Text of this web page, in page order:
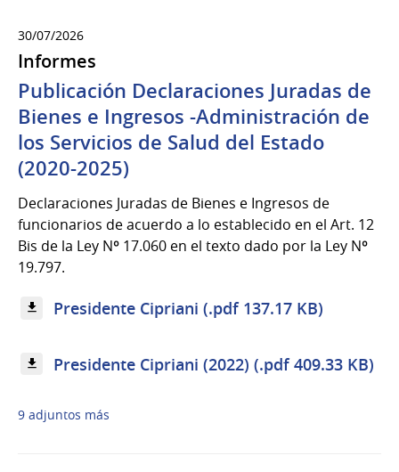
30/07/2026
Informes
Publicación Declaraciones Juradas de
Bienes e Ingresos -Administración de
los Servicios de Salud del Estado
(2020-2025)
Declaraciones Juradas de Bienes e Ingresos de
funcionarios de acuerdo a lo establecido en el Art. 12
Bis de la Ley Nº 17.060 en el texto dado por la Ley Nº
19.797.
Presidente Cipriani (.pdf 137.17 KB)
Presidente Cipriani (2022) (.pdf 409.33 KB)
9 adjuntos más